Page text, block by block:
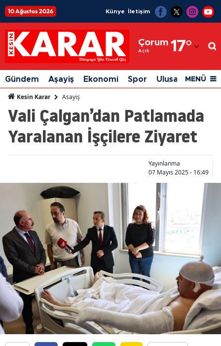
10 Ağustos 2026 Künye İletişim
Çorum
Açık 17°
Adıyaman
Afyonkarahisar
Ağrı
Amasya
Ankara
Artvin
Aydın
Balıkesir
Bilecik
Bingöl
Bitlis
Bolu
Burdur
Bursa
Gündem Aşayiş Ekonomi Spor Ulusal Siyaset
MENÜ
Kesin Karar Asayiş
Vali Çalgan’dan Patlamada
Yaralanan İşçilere Ziyaret
Yayınlanma
07 Mayıs 2025 - 16:49